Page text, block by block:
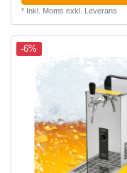
* Inkl. Moms exkl. Leverans
-6%